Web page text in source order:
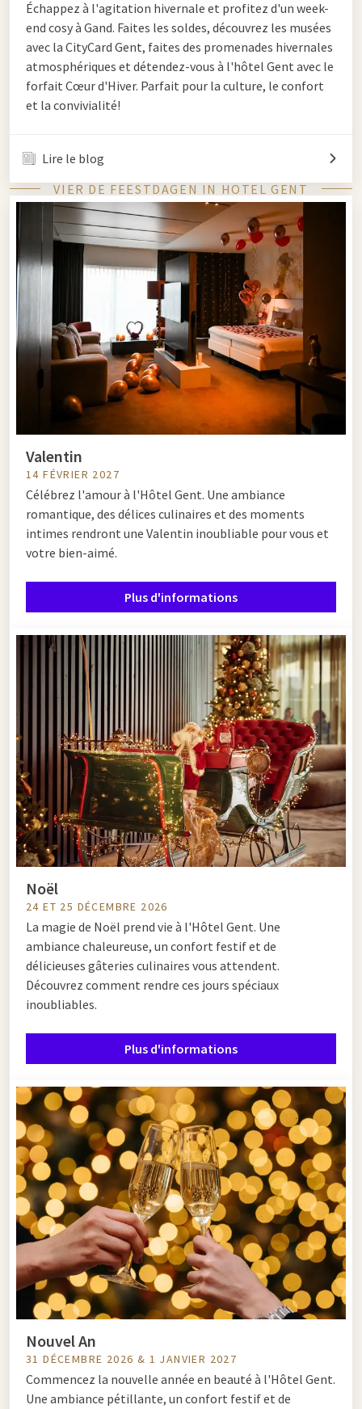
Échappez à l'agitation hivernale et profitez d'un week-
end cosy à Gand. Faites les soldes, découvrez les musées
avec la CityCard Gent, faites des promenades hivernales
atmosphériques et détendez-vous à l'hôtel Gent avec le
forfait Cœur d'Hiver. Parfait pour la culture, le confort
et la convivialité!
Lire le blog
VIER DE FEESTDAGEN IN HOTEL GENT
Valentin
14 FÉVRIER 2027
Célébrez l'amour à l'Hôtel Gent. Une ambiance
romantique, des délices culinaires et des moments
intimes rendront une Valentin inoubliable pour vous et
votre bien-aimé.
Plus d'informations
Noël
24 ET 25 DÉCEMBRE 2026
La magie de Noël prend vie à l'Hôtel Gent. Une
ambiance chaleureuse, un confort festif et de
délicieuses gâteries culinaires vous attendent.
Découvrez comment rendre ces jours spéciaux
inoubliables.
Plus d'informations
Nouvel An
31 DÉCEMBRE 2026 & 1 JANVIER 2027
Commencez la nouvelle année en beauté à l'Hôtel Gent.
Une ambiance pétillante, un confort festif et de